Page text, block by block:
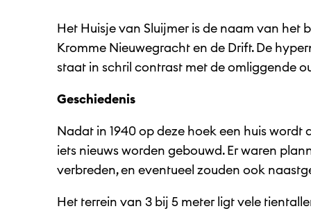
Het Huisje van Sluijmer is de naam van het
Kromme Nieuwegracht en de Drift. De
staat in schril contrast met de omliggende
Geschiedenis
Nadat in 1940 op deze hoek een huis
iets nieuws worden gebouwd. Er waren
verbreden, en eventueel zouden ook
Het terrein van 3 bij 5 meter ligt vele